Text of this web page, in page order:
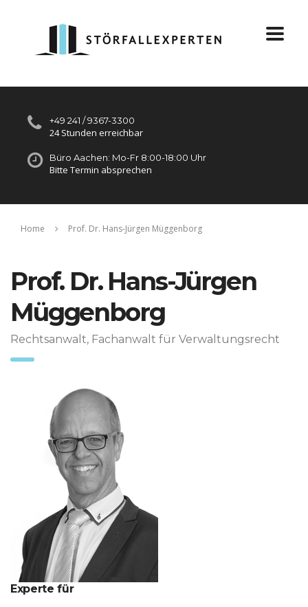
+49 241 / 9367-3300
24 Stunden erreichbar
Büro Aachen: Mo-Fr 8:00-18:00 Uhr
Bitte Termin absprechen
Home Prof. Dr. Hans-Jürgen Müggenborg
Prof. Dr. Hans-Jürgen
Müggenborg
Rechtsanwalt, Fachanwalt für Verwaltungsrecht
Experte für